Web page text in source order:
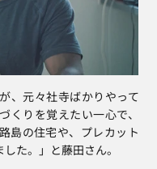
、元々社寺ばかりやって
くりを覚えたい一心で、
島の住宅や、プレカット
た。」と藤田さん。